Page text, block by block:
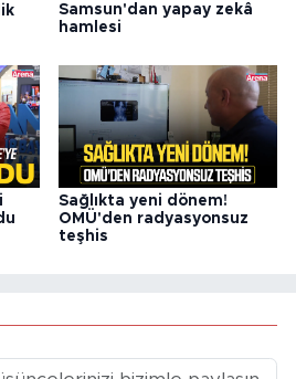
Samsun'dan yapay zekâ
hamlesi
Sağlıkta yeni dönem!
OMÜ'den radyasyonsuz
teşhis